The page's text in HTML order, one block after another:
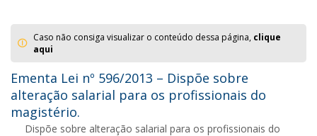
Caso não consiga visualizar o conteúdo dessa página, clique
aqui
Ementa Lei nº 596/2013 – Dispõe sobre
alteração salarial para os profissionais do
magistério.
Dispõe sobre alteração salarial para os profissionais do